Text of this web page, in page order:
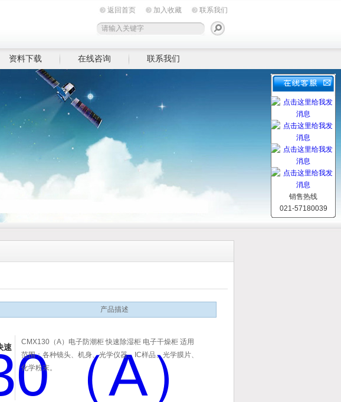
返回首页 加入收藏 联系我们
资料下载 在线咨询 联系我们
产品描述
速
CMX130（A）电子防潮柜 快速除湿柜 电子干燥柜 适用
范围：各种镜头、机身、光学仪器、IC样品、光学膜片、
化学粉末。
销售热线
021-57180039